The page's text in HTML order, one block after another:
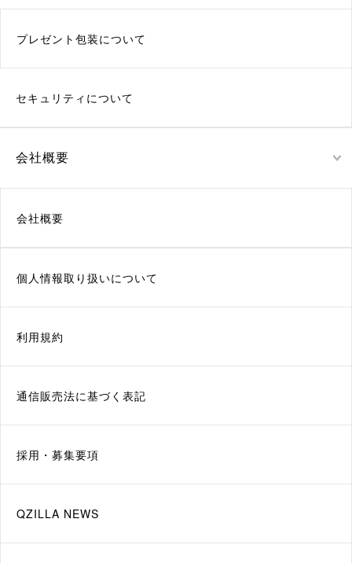
プレゼント包装について
セキュリティについて
会社概要
会社概要
個人情報取り扱いについて
利用規約
通信販売法に基づく表記
採用・募集要項
QZILLA NEWS